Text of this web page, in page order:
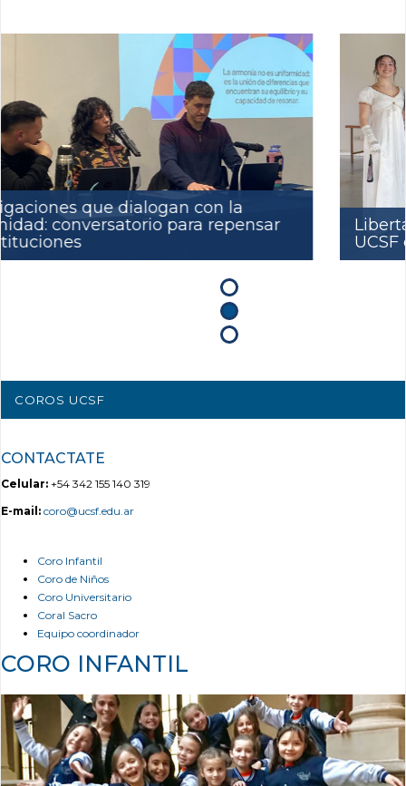
Libertad, compromiso y cultura viva: la
UCSF celebró el 25 de mayo
COROS UCSF
CONTACTATE
Celular: +54 342 155 140 319
E-mail: coro@ucsf.edu.ar
Coro Infantil
Coro de Niños
Coro Universitario
Coral Sacro
Equipo coordinador
CORO INFANTIL